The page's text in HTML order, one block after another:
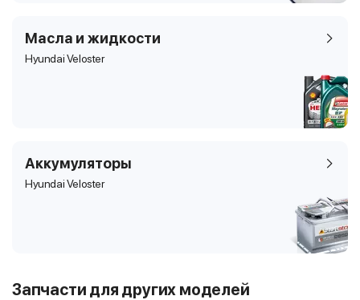
Масла и жидкости
Hyundai Veloster
Аккумуляторы
Hyundai Veloster
Запчасти для других моделей